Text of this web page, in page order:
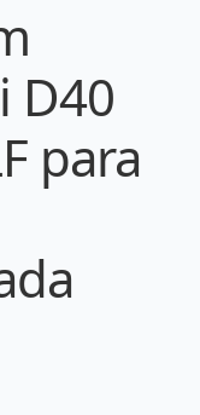
D40
para